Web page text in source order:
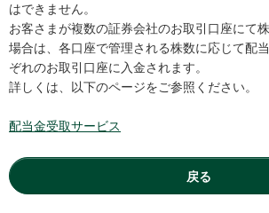
はできません。
お客さまが複数の証券会社のお取引口座にて
場合は、各口座で管理される株数に応じて配
ぞれのお取引口座に入金されます。
詳しくは、以下のページをご参照ください。
配当金受取サービス
戻る